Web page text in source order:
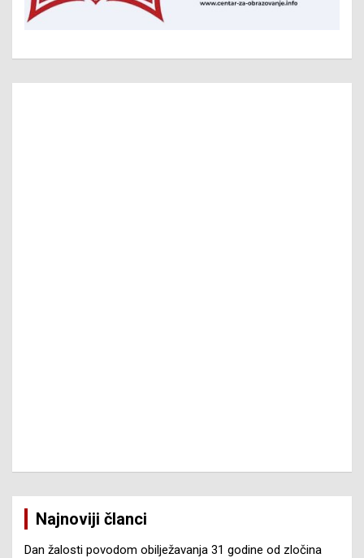
Najnoviji članci
Dan žalosti povodom obilježavanja 31 godine od zločina